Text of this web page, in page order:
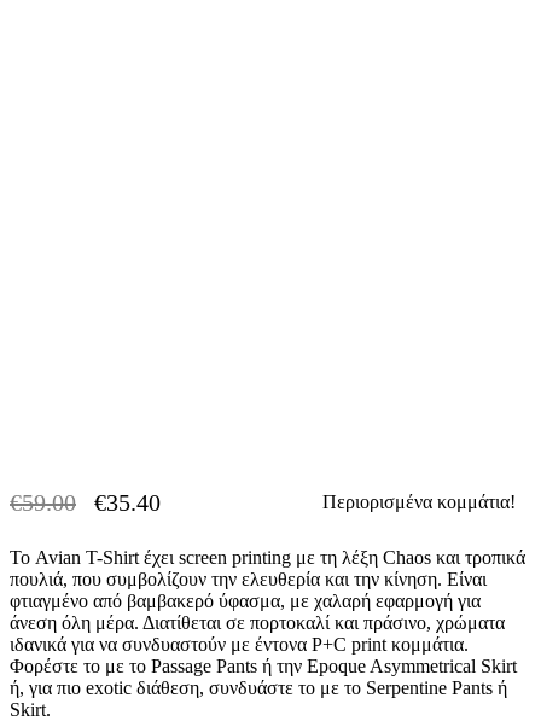
€59.00
Original
was:
€59.00.
€35.40
Η
τιμή
είναι:
€35.40.
Περιορισμένα κομμάτια!
Το Avian T-Shirt έχει screen printing με τη λέξη Chaos και τροπικά
πουλιά, που συμβολίζουν την ελευθερία και την κίνηση. Είναι
φτιαγμένο από βαμβακερό ύφασμα, με χαλαρή εφαρμογή για
άνεση όλη μέρα. Διατίθεται σε πορτοκαλί και πράσινο, χρώματα
ιδανικά για να συνδυαστούν με έντονα P+C print κομμάτια.
Φορέστε το με το Passage Pants ή την Epoque Asymmetrical Skirt
ή, για πιο exotic διάθεση, συνδυάστε το με το Serpentine Pants ή
Skirt.